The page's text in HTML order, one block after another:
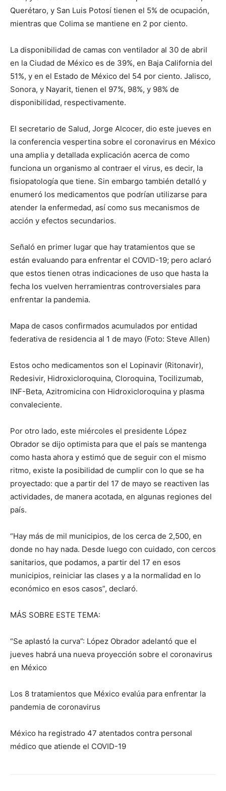
Querétaro, y San Luis Potosí tienen el 5% de ocupación,
mientras que Colima se mantiene en 2 por ciento.
La disponibilidad de camas con ventilador al 30 de abril
en la Ciudad de México es de 39%, en Baja California del
51%, y en el Estado de México del 54 por ciento. Jalisco,
Sonora, y Nayarit, tienen el 97%, 98%, y 98% de
disponibilidad, respectivamente.
El secretario de Salud, Jorge Alcocer, dio este jueves en
la conferencia vespertina sobre el coronavirus en México
una amplia y detallada explicación acerca de como
funciona un organismo al contraer el virus, es decir, la
fisiopatología que tiene. Sin embargo también detalló y
enumeró los medicamentos que podrían utilizarse para
atender la enfermedad, así como sus mecanismos de
acción y efectos secundarios.
Señaló en primer lugar que hay tratamientos que se
están evaluando para enfrentar el COVID-19; pero aclaró
que estos tienen otras indicaciones de uso que hasta la
fecha los vuelven herramientras controversiales para
enfrentar la pandemia.
Mapa de casos confirmados acumulados por entidad
federativa de residencia al 1 de mayo (Foto: Steve Allen)
Estos ocho medicamentos son el Lopinavir (Ritonavir),
Redesivir, Hidroxicloroquina, Cloroquina, Tocilizumab,
INF-Beta, Azitromicina con Hidroxicloroquina y plasma
convaleciente.
Por otro lado, este miércoles el presidente López
Obrador se dijo optimista para que el país se mantenga
como hasta ahora y estimó que de seguir con el mismo
ritmo, existe la posibilidad de cumplir con lo que se ha
proyectado: que a partir del 17 de mayo se reactiven las
actividades, de manera acotada, en algunas regiones del
país.
“Hay más de mil municipios, de los cerca de 2,500, en
donde no hay nada. Desde luego con cuidado, con cercos
sanitarios, que podamos, a partir del 17 en esos
municipios, reiniciar las clases y a la normalidad en lo
económico en esos casos”, declaró.
MÁS SOBRE ESTE TEMA:
“Se aplastó la curva”: López Obrador adelantó que el
jueves habrá una nueva proyección sobre el coronavirus
en México
Los 8 tratamientos que México evalúa para enfrentar la
pandemia de coronavirus
México ha registrado 47 atentados contra personal
médico que atiende el COVID-19